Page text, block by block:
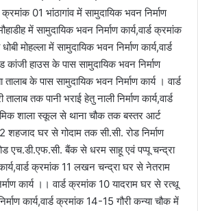
क्रमांक 01 भांठागांव में सामुदायिक भवन निर्माण
में सामुदायिक भवन निर्माण कार्य,वार्ड क्रमांक
मोहल्ला में सामुदायिक भवन निर्माण कार्य,वार्ड
हाउस के पास सामुदायिक भवन निर्माण
तालाब के पास सामुदायिक भवन निर्माण कार्य । वार्ड
तक पानी भराई हेतु नाली निर्माण कार्य,वार्ड
शाला स्कूल से थाना चौक तक बस्तर आर्ट
शहजाद घर से गोदाम तक सी.सी. रोड निर्माण
एच.डी.एफ.सी. बैंक से धरम साहू एवं पप्पू चन्द्रा
क्रमांक 11 लखन चन्द्रा घर से नेतराम
कार्य ।। वार्ड क्रमांक 10 यादराम घर से रत्थू
कार्य,वार्ड क्रमांक 14-15 गौरी कन्या चौक में